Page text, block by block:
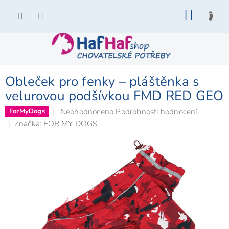
Obleček pro fenky – pláštěnka s
velurovou podšívkou FMD RED GEO
ForMyDogs
Průměrné
hodnocení
hvězdiček.
Neohodnoceno Podrobnosti hodnocení
Značka: FOR MY DOGS